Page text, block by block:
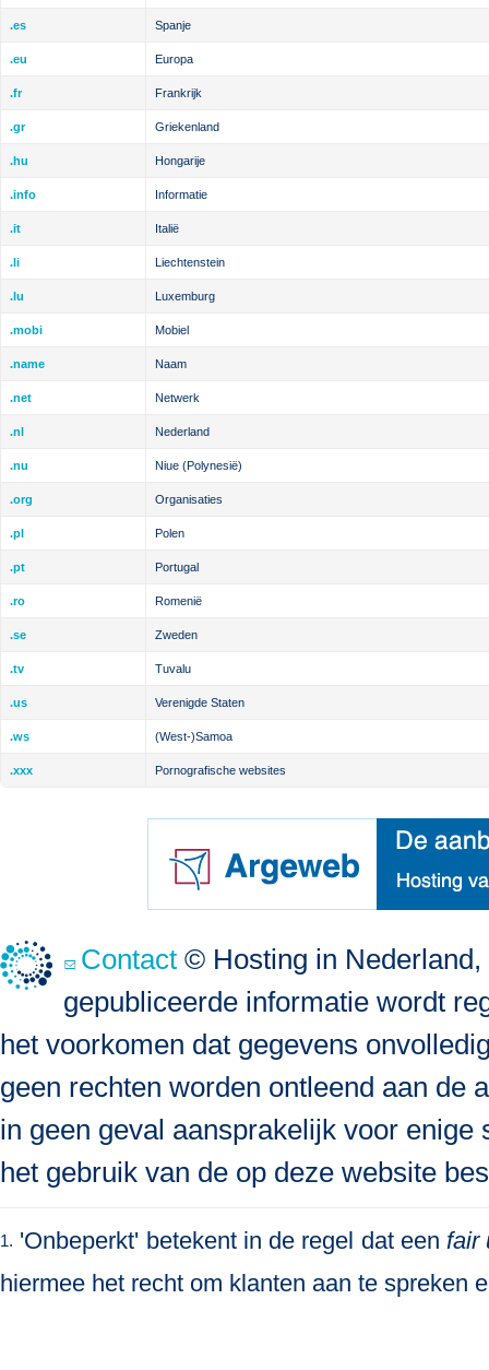
.es Spanje
.eu Europa
.fr Frankrijk
.gr Griekenland
.hu Hongarije
.info Informatie
.it Italië
.li Liechtenstein
.lu Luxemburg
.mobi Mobiel
.name Naam
.net Netwerk
.nl Nederland
.nu Niue (Polynesië)
.org Organisaties
.pl Polen
.pt Portugal
.ro Romenië
.se Zweden
.tv Tuvalu
.us Verenigde Staten
.ws (West-)Samoa
.xxx Pornografische websites
Contact © Hosting in
gepubliceerde informatie wordt
het voorkomen dat gegevens
geen rechten worden ontleend aan de
in geen geval aansprakelijk voor
het gebruik van de op deze website
1. 'Onbeperkt' betekent in de regel dat een fair
hiermee het recht om klanten aan te spreken